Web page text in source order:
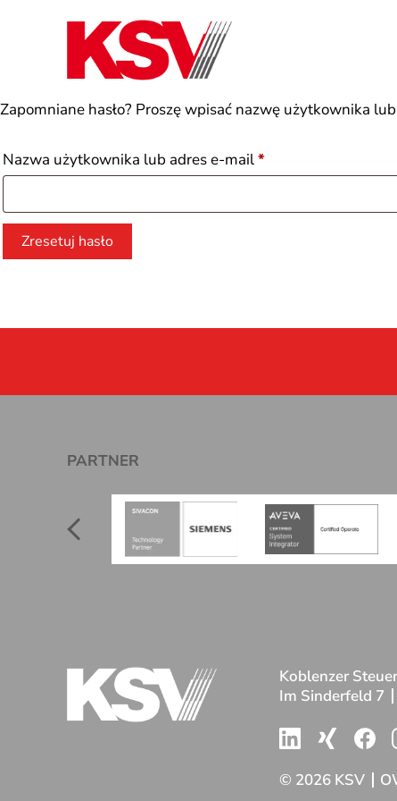
Zapomniane hasło? Proszę wpisać nazwę użytkownika
Nazwa użytkownika lub adres e-mail*Wymagane
Zresetuj hasło
PARTNER
Koblenzer
Im Sinderfeld 7
© 2026 KSV